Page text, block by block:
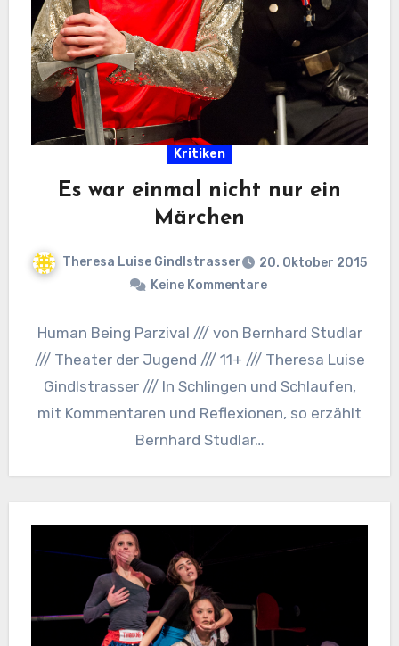
Kritiken
Es war einmal nicht nur ein
Märchen
Theresa Luise Gindlstrasser
20. Oktober 2015
Keine Kommentare
Human Being Parzival /// von Bernhard Studlar
/// Theater der Jugend /// 11+ /// Theresa Luise
Gindlstrasser /// In Schlingen und Schlaufen,
mit Kommentaren und Reflexionen, so erzählt
Bernhard Studlar…